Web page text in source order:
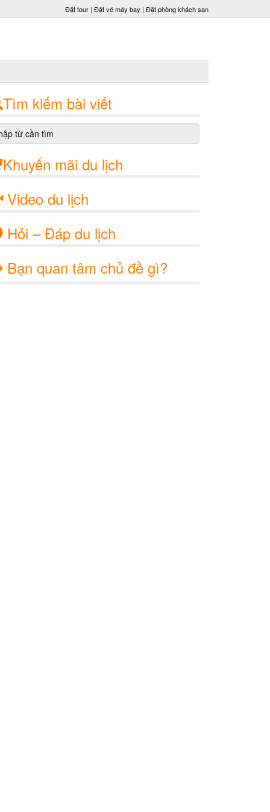
Đặt tour | Đặt vé máy bay | Đặt phòng khách sạn
Tìm kiếm bài viết
Khuyến mãi du lịch
Video du lịch
Hỏi – Đáp du lịch
Bạn quan tâm chủ đề gì?